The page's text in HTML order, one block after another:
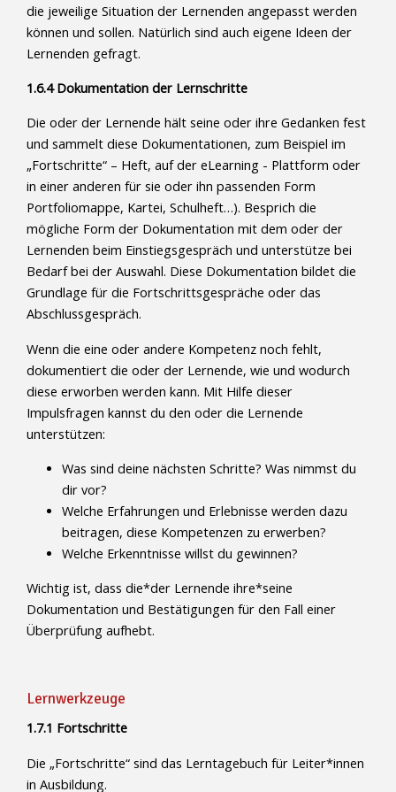
die jeweilige Situation der Lernenden angepasst werden
können und sollen. Natürlich sind auch eigene Ideen der
Lernenden gefragt.
1.6.4 Dokumentation der Lernschritte
Die oder der Lernende hält seine oder ihre Gedanken fest
und sammelt diese Dokumentationen, zum Beispiel im
„Fortschritte“ – Heft, auf der eLearning - Plattform oder
in einer anderen für sie oder ihn passenden Form
Portfoliomappe, Kartei, Schulheft…). Besprich die
mögliche Form der Dokumentation mit dem oder der
Lernenden beim Einstiegsgespräch und unterstütze bei
Bedarf bei der Auswahl. Diese Dokumentation bildet die
Grundlage für die Fortschrittsgespräche oder das
Abschlussgespräch.
Wenn die eine oder andere Kompetenz noch fehlt,
dokumentiert die oder der Lernende, wie und wodurch
diese erworben werden kann. Mit Hilfe dieser
Impulsfragen kannst du den oder die Lernende
unterstützen:
Was sind deine nächsten Schritte? Was nimmst du
dir vor?
Welche Erfahrungen und Erlebnisse werden dazu
beitragen, diese Kompetenzen zu erwerben?
Welche Erkenntnisse willst du gewinnen?
Wichtig ist, dass die*der Lernende ihre*seine
Dokumentation und Bestätigungen für den Fall einer
Überprüfung aufhebt.
Lernwerkzeuge
1.7.1 Fortschritte
Die „Fortschritte“ sind das Lerntagebuch für Leiter*innen
in Ausbildung.